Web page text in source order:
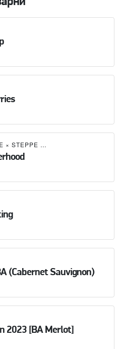
× STEPPE & WIND MEADERY (СТЕПЬ И ВЕТЕР)
(Cabernet Sauvignon)
2023 [BA Merlot]